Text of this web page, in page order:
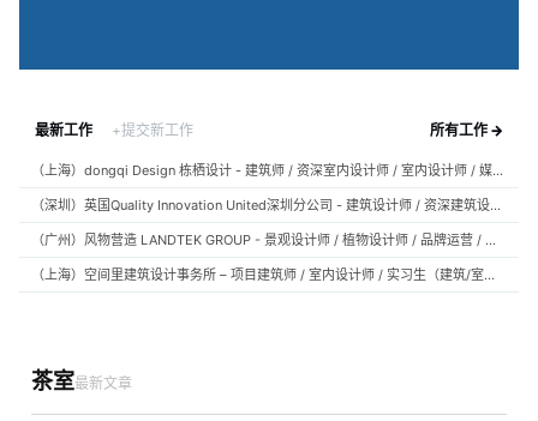
最新工作 +提交新工作 所有工作 →
（上海）dongqi Design 栋栖设计 - 建筑师 / 资深室内设计师 / 室内设计师 / 媒体及公共关系主管 / 设计实习生（常年招聘）
（深圳）英国Quality Innovation United深圳分公司 - 建筑设计师 / 资深建筑设计师 / 室内设计师 / 设计实习生
（广州）风物营造 LANDTEK GROUP - 景观设计师 / 植物设计师 / 品牌运营 / 实习生
（上海）空间里建筑设计事务所 – 项目建筑师 / 室内设计师 / 实习生（建筑/室内）
茶室最新文章